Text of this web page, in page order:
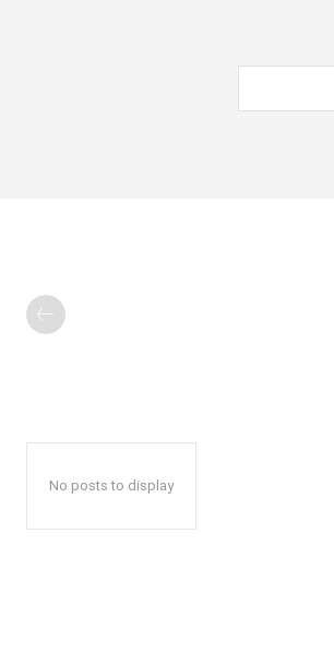
No posts to display